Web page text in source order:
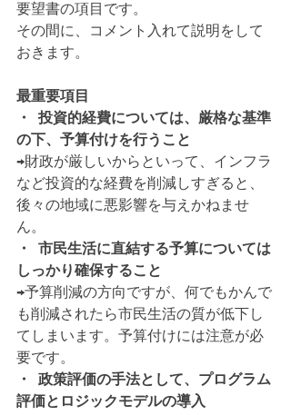
要望書の項目です。
その間に、コメント入れて説明をして
おきます。
最重要項目
・  投資的経費については、厳格な基準
の下、予算付けを行うこと
→財政が厳しいからといって、インフラ
など投資的な経費を削減しすぎると、
後々の地域に悪影響を与えかねませ
ん。
・  市民生活に直結する予算については
しっかり確保すること
→予算削減の方向ですが、何でもかんで
も削減されたら市民生活の質が低下し
てしまいます。予算付けには注意が必
要です。
・  政策評価の手法として、プログラム
評価とロジックモデルの導入